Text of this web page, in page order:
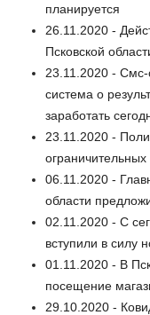
планируется
26.11.2020 -
Псковской
23.11.2020 -
система о
заработать
23.11.2020 -
06.11.2020 -
области
02.11.2020 - С
вступили в силу
01.11.2020 - В
посещение
29.10.2020 -